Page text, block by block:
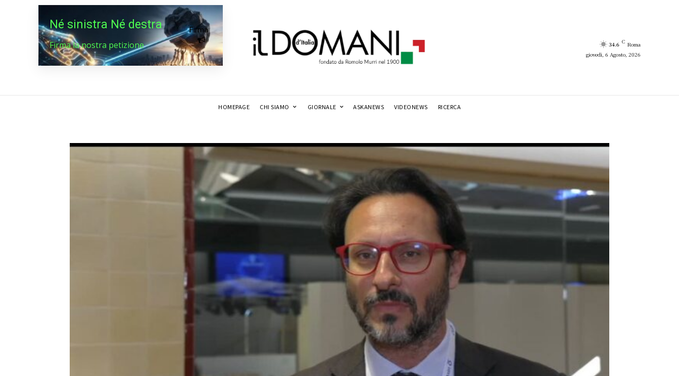
Né sinistra Né destra
Firma la nostra petizione
Firma
34.6 C Roma
giovedì, 6 Agosto, 2026
HOMEPAGE CHI SIAMO GIORNALE ASKANEWS VIDEONEWS RICERCA